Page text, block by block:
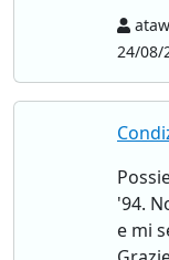
24/08/
'94.
e mi